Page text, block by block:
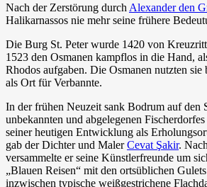
Nach der Zerstörung durch Alexander den
Halikarnassos nie mehr seine frühere
Die Burg St. Peter wurde 1420 von
1523 den Osmanen kampflos in die Hand,
Rhodos aufgaben. Die Osmanen nutzten sie
als Ort für Verbannte.
In der frühen Neuzeit sank Bodrum auf den
unbekannten und abgelegenen
seiner heutigen Entwicklung als
gab der Dichter und MalerCevat Şakir.
versammelte er seine Künstlerfreunde um
„Blauen Reisen“ mit den ortsüblichen
inzwischen typische weißgestrichene